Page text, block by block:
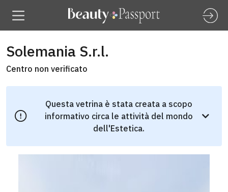
Solemania S.r.l.
Centro non verificato
Questa vetrina è stata creata a scopo
informativo circa le attività del mondo
dell'Estetica.